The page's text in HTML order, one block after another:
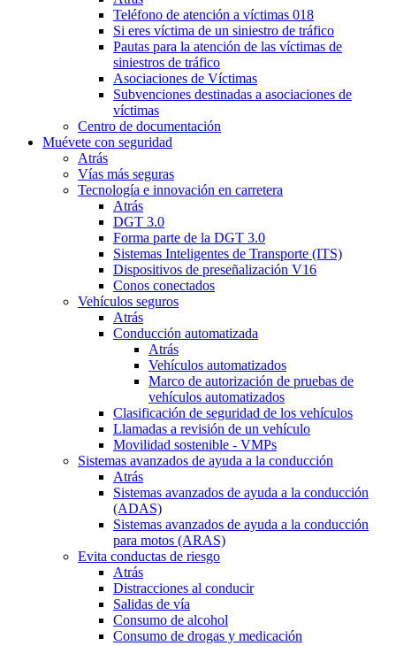
Teléfono de atención a víctimas 018
Si eres víctima de un siniestro de tráfico
Pautas para la atención de las víctimas de
siniestros de tráfico
Asociaciones de Víctimas
Subvenciones destinadas a asociaciones de
víctimas
Centro de documentación
Muévete con seguridad
Atrás
Vías más seguras
Tecnología e innovación en carretera
Atrás
DGT 3.0
Forma parte de la DGT 3.0
Sistemas Inteligentes de Transporte (ITS)
Dispositivos de preseñalización V16
Conos conectados
Vehículos seguros
Atrás
Conducción automatizada
Atrás
Vehículos automatizados
Marco de autorización de pruebas de
vehículos automatizados
Clasificación de seguridad de los vehículos
Llamadas a revisión de un vehículo
Movilidad sostenible - VMPs
Sistemas avanzados de ayuda a la conducción
Atrás
Sistemas avanzados de ayuda a la conducción
(ADAS)
Sistemas avanzados de ayuda a la conducción
para motos (ARAS)
Evita conductas de riesgo
Atrás
Distracciones al conducir
Salidas de vía
Consumo de alcohol
Consumo de drogas y medicación